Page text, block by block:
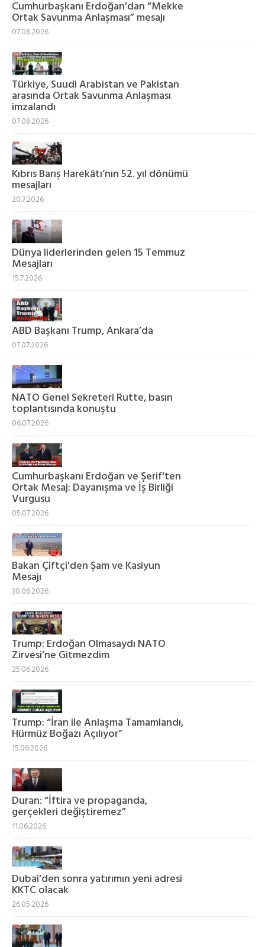
Cumhurbaşkanı Erdoğan’dan “Mekke
Ortak Savunma Anlaşması” mesajı
07.08.2026
Türkiye, Suudi Arabistan ve Pakistan
arasında Ortak Savunma Anlaşması
imzalandı
07.08.2026
Kıbrıs Barış Harekâtı‘nın 52. yıl dönümü
mesajları
20.7.2026
Dünya liderlerinden gelen 15 Temmuz
Mesajları
15.7.2026
ABD Başkanı Trump, Ankara’da
07.07.2026
NATO Genel Sekreteri Rutte, basın
toplantısında konuştu
06.07.2026
Cumhurbaşkanı Erdoğan ve Şerif'ten
Ortak Mesaj: Dayanışma ve İş Birliği
Vurgusu
05.07.2026
Bakan Çiftçi'den Şam ve Kasiyun
Mesajı
30.06.2026
Trump: Erdoğan Olmasaydı NATO
Zirvesi’ne Gitmezdim
25.06.2026
Trump: “İran ile Anlaşma Tamamlandı,
Hürmüz Boğazı Açılıyor”
15.06.2026
Duran: “İftira ve propaganda,
gerçekleri değiştiremez”
11.06.2026
Dubai'den sonra yatırımın yeni adresi
KKTC olacak
26.05.2026